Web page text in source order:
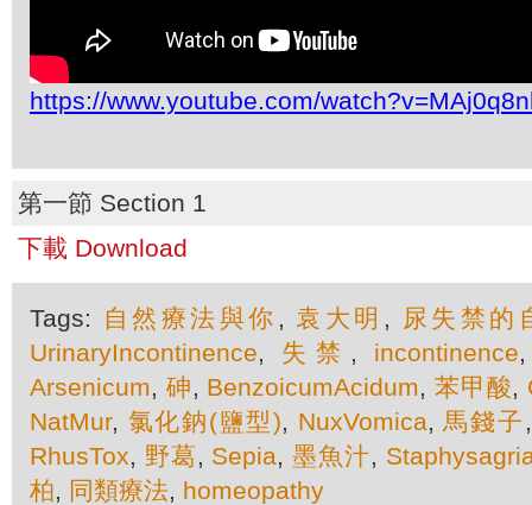
https://www.youtube.com/
第一節 Section 1
下載 Download
Tags: 自然療法與你 ,袁大明 ,
尿失禁的
UrinaryIncontinence, 失禁 , incontinence
Arsenicum, 砷, BenzoicumAcidum, 苯甲酸,
NatMur, 氯化鈉(鹽型), NuxVomica, 馬錢子
RhusTox, 野葛, Sepia,墨魚汁,
柏, 同類療法, homeopathy